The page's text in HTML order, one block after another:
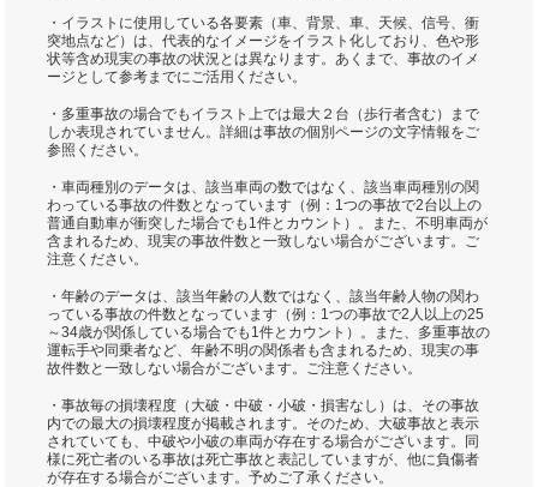
・イラストに使用している各要素（車、背景、車、天候、信号、衝
突地点など）は、代表的なイメージをイラスト化しており、色や形
状等含め現実の事故の状況とは異なります。あくまで、事故のイメ
ージとして参考までにご活用ください。
・多重事故の場合でもイラスト上では最大２台（歩行者含む）まで
しか表現されていません。詳細は事故の個別ページの文字情報をご
参照ください。
・車両種別のデータは、該当車両の数ではなく、該当車両種別の関
わっている事故の件数となっています（例：1つの事故で2台以上の
普通自動車が衝突した場合でも1件とカウント）。また、不明車両が
含まれるため、現実の事故件数と一致しない場合がございます。ご
注意ください。
・年齢のデータは、該当年齢の人数ではなく、該当年齢人物の関わ
っている事故の件数となっています（例：1つの事故で2人以上の25
～34歳が関係している場合でも1件とカウント）。また、多重事故の
運転手や同乗者など、年齢不明の関係者も含まれるため、現実の事
故件数と一致しない場合がございます。ご注意ください。
・事故毎の損壊程度（大破・中破・小破・損害なし）は、その事故
内での最大の損壊程度が掲載されます。そのため、大破事故と表示
されていても、中破や小破の車両が存在する場合がございます。同
様に死亡者のいる事故は死亡事故と表記していますが、他に負傷者
が存在する場合がございます。予めご了承ください。